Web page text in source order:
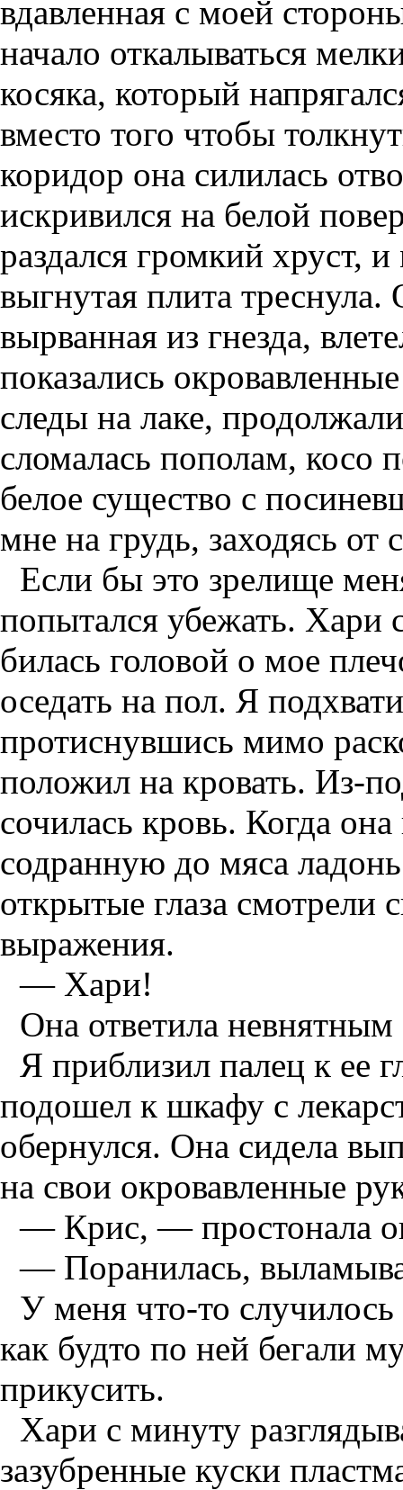
вдавленная с моей
начало откалываться
косяка, который
вместо того чтобы
коридор она силилась
искривился на белой
раздался громкий хруст,
выгнутая плита
вырванная из гнезда,
показались
следы на лаке,
сломалась пополам, косо
белое существо с
мне на грудь, заходясь от
Если бы это зрелище
попытался убежать. Хари
билась головой о мое
оседать на пол. Я
протиснувшись мимо
положил на кровать. Из-
сочилась кровь. Когда
содранную до мяса
открытые глаза смотрели
выражения.
— Хари!
Она ответила
Я приблизил палец к ее
подошел к шкафу с
обернулся. Она сидела
на свои окровавленные
— Крис, — простонала
— Поранилась,
У меня что-то
как будто по ней бегали
прикусить.
Хари с минуту
зазубренные куски